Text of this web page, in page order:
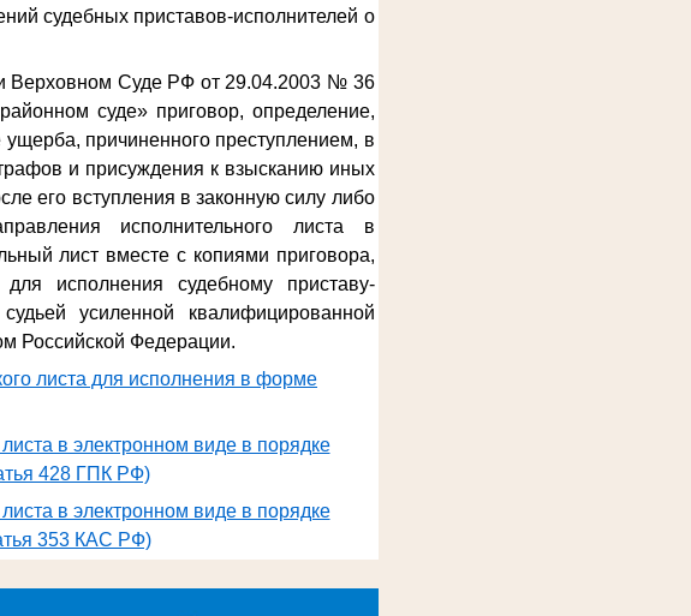
судебных приставов-исполнителей о
Верховном Суде РФ от 29.04.2003 № 36
суде» приговор, определение,
причиненного преступлением, в
и присуждения к взысканию иных
его вступления в законную силу либо
исполнительного листа в
лист вместе с копиями приговора,
исполнения судебному приставу-
усиленной квалифицированной
Российской Федерации.
листа для исполнения в форме
в электронном виде в порядке
428 ГПК РФ)
в электронном виде в порядке
353 КАС РФ)